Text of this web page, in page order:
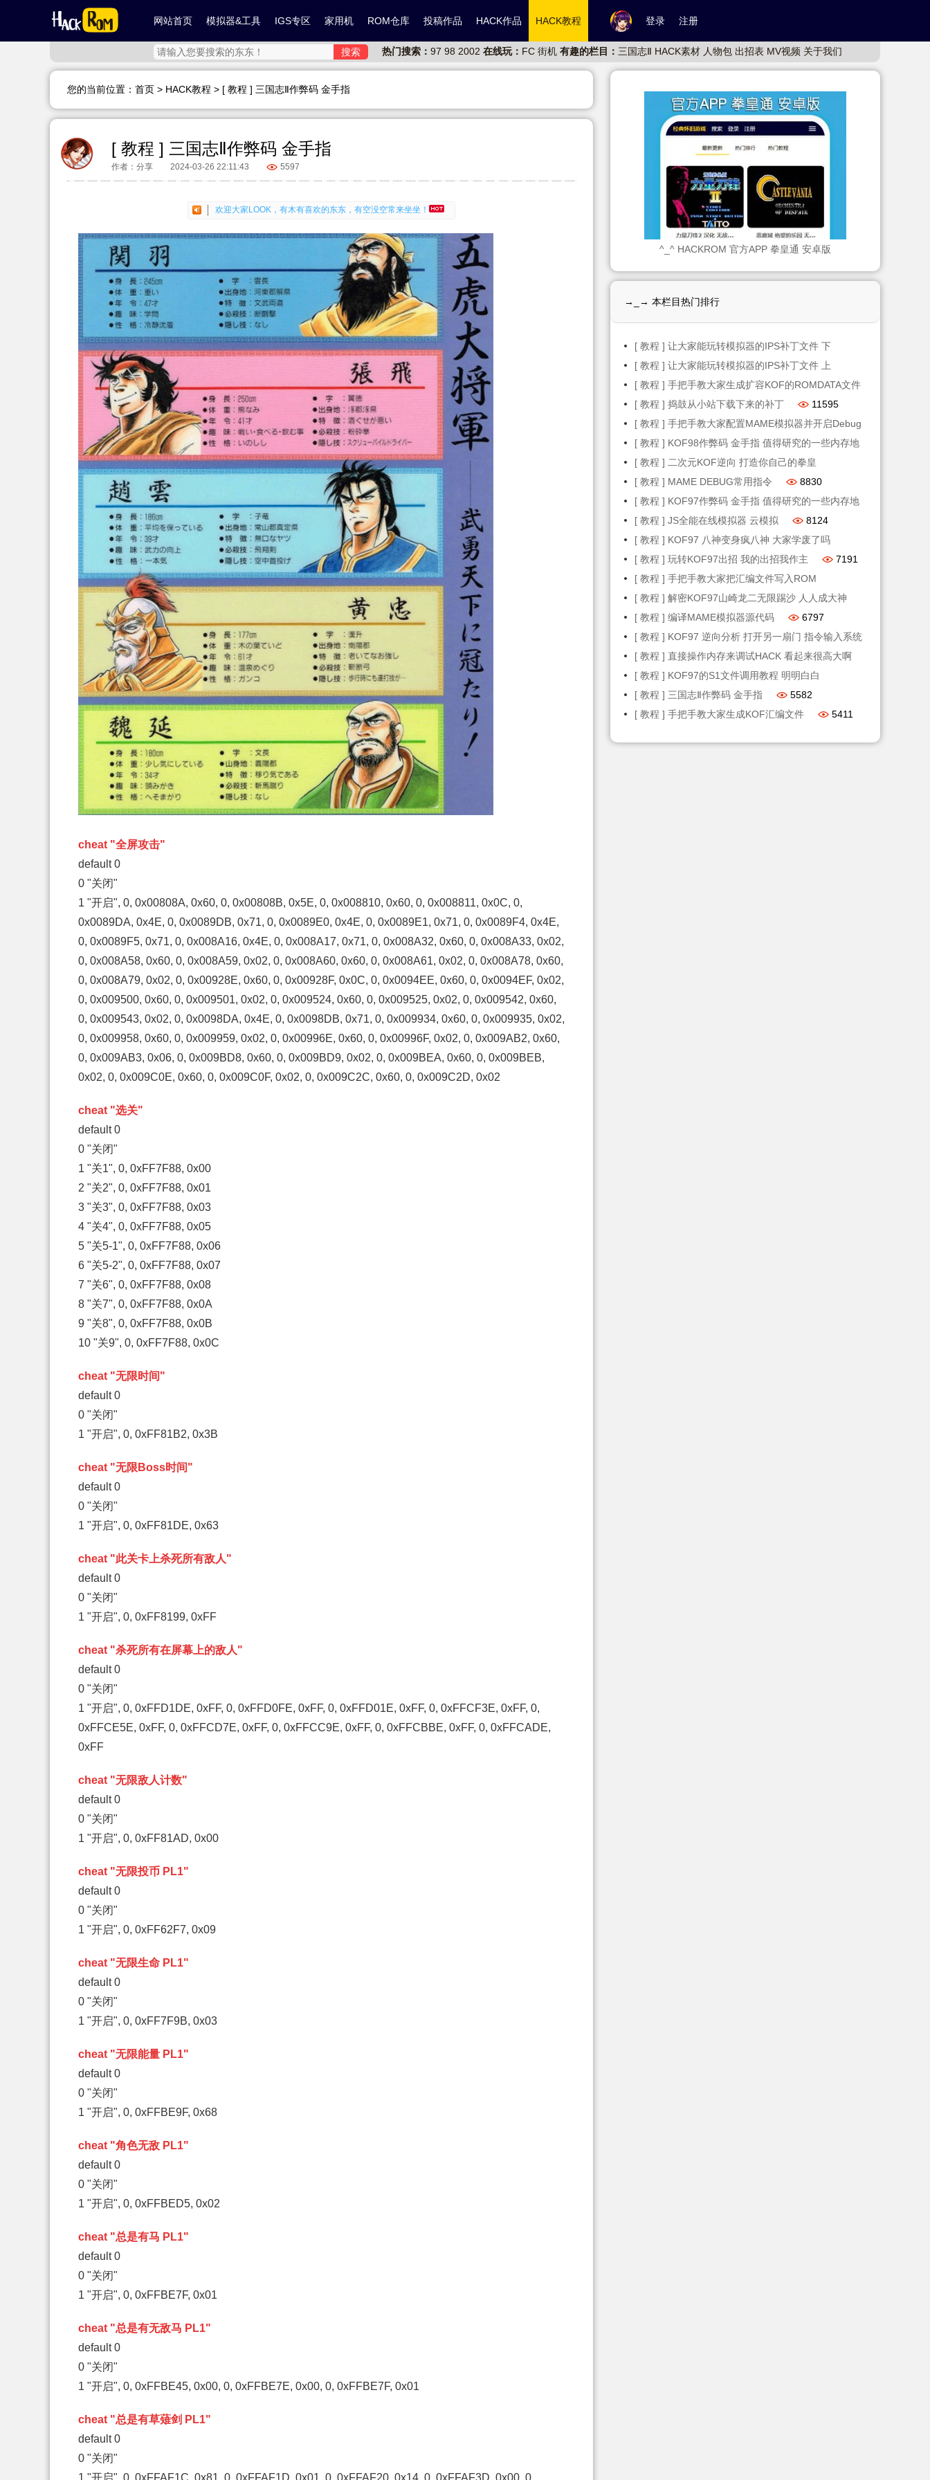
网站首页 模拟器&工具 IGS专区 家用机 ROM仓库 投稿作品 HACK作品 HACK教程 登录 注册
搜索 热门搜索： 97 98 2002 在线玩： FC 街机 有趣的栏目： 三国志Ⅱ HACK素材 人物包 出招表 MV视频 关于我们
您的当前位置： 首页 > HACK教程 > [ 教程 ] 三国志Ⅱ作弊码 金手指
[ 教程 ] 三国志Ⅱ作弊码 金手指
作者：分享 2024-03-26 22:11:43 5597
欢迎大家分享你的喜悦，投稿丫让你的分享更有价值！
欢迎大家分享你的喜悦，投稿丫让你的分享更有价值！
cheat "全屏攻击"
default 0
0 "关闭"
1 "开启", 0, 0x00808A, 0x60, 0, 0x00808B, 0x5E, 0, 0x008810, 0x60, 0, 0x008811, 0x0C, 0,
0x0089DA, 0x4E, 0, 0x0089DB, 0x71, 0, 0x0089E0, 0x4E, 0, 0x0089E1, 0x71, 0, 0x0089F4, 0x4E,
0, 0x0089F5, 0x71, 0, 0x008A16, 0x4E, 0, 0x008A17, 0x71, 0, 0x008A32, 0x60, 0, 0x008A33, 0x02,
0, 0x008A58, 0x60, 0, 0x008A59, 0x02, 0, 0x008A60, 0x60, 0, 0x008A61, 0x02, 0, 0x008A78, 0x60,
0, 0x008A79, 0x02, 0, 0x00928E, 0x60, 0, 0x00928F, 0x0C, 0, 0x0094EE, 0x60, 0, 0x0094EF, 0x02,
0, 0x009500, 0x60, 0, 0x009501, 0x02, 0, 0x009524, 0x60, 0, 0x009525, 0x02, 0, 0x009542, 0x60,
0, 0x009543, 0x02, 0, 0x0098DA, 0x4E, 0, 0x0098DB, 0x71, 0, 0x009934, 0x60, 0, 0x009935, 0x02,
0, 0x009958, 0x60, 0, 0x009959, 0x02, 0, 0x00996E, 0x60, 0, 0x00996F, 0x02, 0, 0x009AB2, 0x60,
0, 0x009AB3, 0x06, 0, 0x009BD8, 0x60, 0, 0x009BD9, 0x02, 0, 0x009BEA, 0x60, 0, 0x009BEB,
0x02, 0, 0x009C0E, 0x60, 0, 0x009C0F, 0x02, 0, 0x009C2C, 0x60, 0, 0x009C2D, 0x02
cheat "选关"
default 0
0 "关闭"
1 "关1", 0, 0xFF7F88, 0x00
2 "关2", 0, 0xFF7F88, 0x01
3 "关3", 0, 0xFF7F88, 0x03
4 "关4", 0, 0xFF7F88, 0x05
5 "关5-1", 0, 0xFF7F88, 0x06
6 "关5-2", 0, 0xFF7F88, 0x07
7 "关6", 0, 0xFF7F88, 0x08
8 "关7", 0, 0xFF7F88, 0x0A
9 "关8", 0, 0xFF7F88, 0x0B
10 "关9", 0, 0xFF7F88, 0x0C
cheat "无限时间"
default 0
0 "关闭"
1 "开启", 0, 0xFF81B2, 0x3B
cheat "无限Boss时间"
default 0
0 "关闭"
1 "开启", 0, 0xFF81DE, 0x63
cheat "此关卡上杀死所有敌人"
default 0
0 "关闭"
1 "开启", 0, 0xFF8199, 0xFF
cheat "杀死所有在屏幕上的敌人"
default 0
0 "关闭"
1 "开启", 0, 0xFFD1DE, 0xFF, 0, 0xFFD0FE, 0xFF, 0, 0xFFD01E, 0xFF, 0, 0xFFCF3E, 0xFF, 0,
0xFFCE5E, 0xFF, 0, 0xFFCD7E, 0xFF, 0, 0xFFCC9E, 0xFF, 0, 0xFFCBBE, 0xFF, 0, 0xFFCADE,
0xFF
cheat "无限敌人计数"
default 0
0 "关闭"
1 "开启", 0, 0xFF81AD, 0x00
cheat "无限投币 PL1"
default 0
0 "关闭"
1 "开启", 0, 0xFF62F7, 0x09
cheat "无限生命 PL1"
default 0
0 "关闭"
1 "开启", 0, 0xFF7F9B, 0x03
cheat "无限能量 PL1"
default 0
0 "关闭"
1 "开启", 0, 0xFFBE9F, 0x68
cheat "角色无敌 PL1"
default 0
0 "关闭"
1 "开启", 0, 0xFFBED5, 0x02
cheat "总是有马 PL1"
default 0
0 "关闭"
1 "开启", 0, 0xFFBE7F, 0x01
cheat "总是有无敌马 PL1"
default 0
0 "关闭"
1 "开启", 0, 0xFFBE45, 0x00, 0, 0xFFBE7E, 0x00, 0, 0xFFBE7F, 0x01
cheat "总是有草薙剑 PL1"
default 0
0 "关闭"
1 "开启", 0, 0xFFAF1C, 0x81, 0, 0xFFAF1D, 0x01, 0, 0xFFAF20, 0x14, 0, 0xFFAF3D, 0x00, 0,
^_^ HACKROM 官方APP 拳皇通 安卓版
→_→ 本栏目热门排行
[ 教程 ] 让大家能玩转模拟器的IPS补丁文件 下
25883
[ 教程 ] 让大家能玩转模拟器的IPS补丁文件 上
15870
[ 教程 ] 手把手教大家生成扩容KOF的ROMDATA文件
15544
[ 教程 ] 捣鼓从小站下载下来的补丁
11595
[ 教程 ] 手把手教大家配置MAME模拟器并开启Debug
模式
11466
[ 教程 ] KOF98作弊码 金手指 值得研究的一些内存地
9319
[ 教程 ] 二次元KOF逆向 打造你自己的拳皇
8979
[ 教程 ] MAME DEBUG常用指令
8830
[ 教程 ] KOF97作弊码 金手指 值得研究的一些内存地
8308
[ 教程 ] JS全能在线模拟器 云模拟
8124
[ 教程 ] KOF97 八神变身疯八神 大家学废了吗
7778
[ 教程 ] 玩转KOF97出招 我的出招我作主
7191
[ 教程 ] 手把手教大家把汇编文件写入ROM
7063
[ 教程 ] 解密KOF97山崎龙二无限踢沙 人人成大神
6884
[ 教程 ] 编译MAME模拟器源代码
6797
[ 教程 ] KOF97 逆向分析 打开另一扇门 指令输入系统
6493
[ 教程 ] 直接操作内存来调试HACK 看起来很高大啊
6064
[ 教程 ] KOF97的S1文件调用教程 明明白白
5761
[ 教程 ] 三国志Ⅱ作弊码 金手指
5582
[ 教程 ] 手把手教大家生成KOF汇编文件
5411